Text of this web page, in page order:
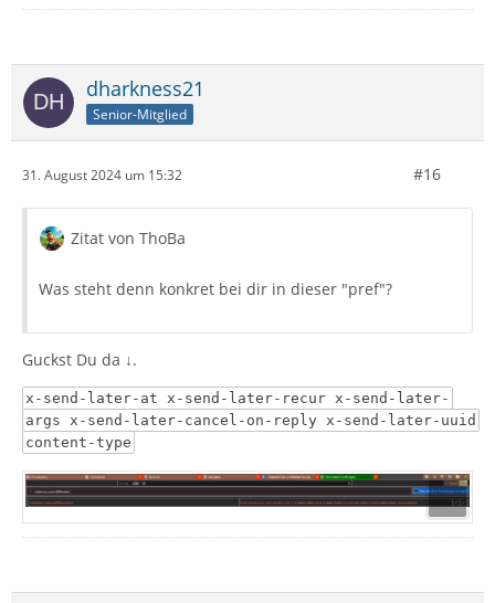
Uhrzeit:
dharkness21
Senior-Mitglied
31. August 2024 um 15:32 #16
Zitat von ThoBa
Was steht denn konkret bei dir in dieser "pref"?
Guckst Du da ↓.
x-send-later-at x-send-later-recur x-send-later-
args x-send-later-cancel-on-reply x-send-later-uuid
content-type